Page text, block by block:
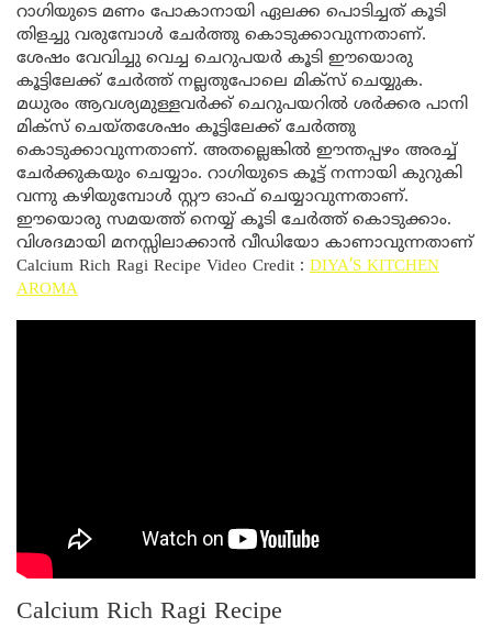
റാഗിയുടെ മണം പോകാനായി ഏലക്ക പൊടിച്ചത് കൂടി
തിളച്ചു വരുമ്പോൾ ചേർത്തു കൊടുക്കാവുന്നതാണ്.
ശേഷം വേവിച്ചു വെച്ച ചെറുപയർ കൂടി ഈയൊരു
കൂട്ടിലേക്ക് ചേർത്ത് നല്ലതുപോലെ മിക്സ് ചെയ്യുക.
മധുരം ആവശ്യമുള്ളവർക്ക് ചെറുപയറിൽ ശർക്കര പാനി
മിക്സ് ചെയ്തശേഷം കൂട്ടിലേക്ക് ചേർത്തു
കൊടുക്കാവുന്നതാണ്. അതല്ലെങ്കിൽ ഈന്തപ്പഴം അരച്ച്
ചേർക്കുകയും ചെയ്യാം. റാഗിയുടെ കൂട്ട് നന്നായി കുറുകി
വന്നു കഴിയുമ്പോൾ സ്റ്റൗ ഓഫ് ചെയ്യാവുന്നതാണ്.
ഈയൊരു സമയത്ത് നെയ്യ് കൂടി ചേർത്ത് കൊടുക്കാം.
വിശദമായി മനസ്സിലാക്കാൻ വീഡിയോ കാണാവുന്നതാണ്
Calcium Rich Ragi Recipe Video Credit : DIYA’S KITCHEN
AROMA
Calcium Rich Ragi Recipe